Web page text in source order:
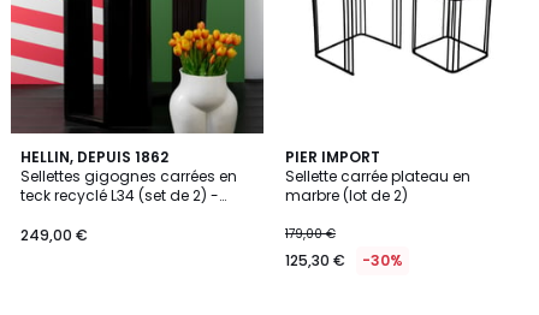
HELLIN, DEPUIS 1862
Sellettes gigognes carrées en
teck recyclé L34 (set de 2) -
249,00 €
2
Couleurs
PIER IMPORT
Sellette carrée plateau en
marbre (lot de 2)
179,00 €
125,30 € -30%